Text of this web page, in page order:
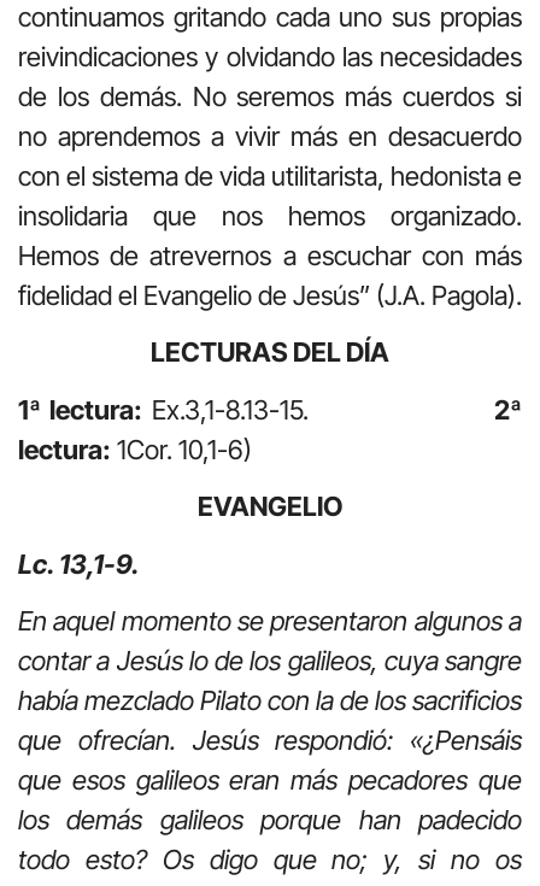
continuamos gritando cada uno sus propias
reivindicaciones y olvidando las necesidades
de los demás. No seremos más cuerdos si
no aprendemos a vivir más en desacuerdo
con el sistema de vida utilitarista, hedonista e
insolidaria que nos hemos organizado.
Hemos de atrevernos a escuchar con más
fidelidad el Evangelio de Jesús” (J.A. Pagola).
LECTURAS DEL DÍA
1ª lectura: Ex.3,1-8.13-15.2ª
lectura: 1Cor. 10,1-6)
EVANGELIO
Lc. 13,1-9.
En aquel momento se presentaron algunos a
contar a Jesús lo de los galileos, cuya sangre
había mezclado Pilato con la de los sacrificios
que ofrecían. Jesús respondió: «¿Pensáis
que esos galileos eran más pecadores que
los demás galileos porque han padecido
todo esto? Os digo que no; y, si no os